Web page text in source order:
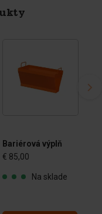
Bariérová výplň
€ 85,00
Na sklade